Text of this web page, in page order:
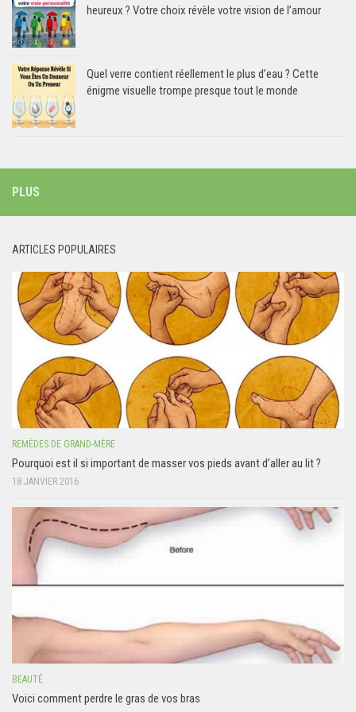
heureux ? Votre choix révèle votre vision de l’amour
Quel verre contient réellement le plus d’eau ? Cette
énigme visuelle trompe presque tout le monde
PLUS
ARTICLES POPULAIRES
REMÈDES DE GRAND-MÈRE
Pourquoi est il si important de masser vos pieds avant d’aller au lit ?
18 JANVIER 2016
BEAUTÉ
Voici comment perdre le gras de vos bras